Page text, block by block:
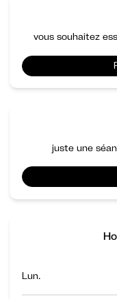
vous souhaitez
juste une
Lun.